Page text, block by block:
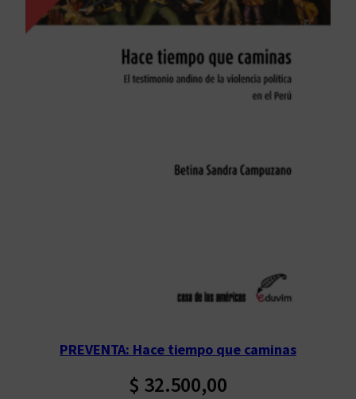
PREVENTA: Hace tiempo que caminas
$ 32.500,00